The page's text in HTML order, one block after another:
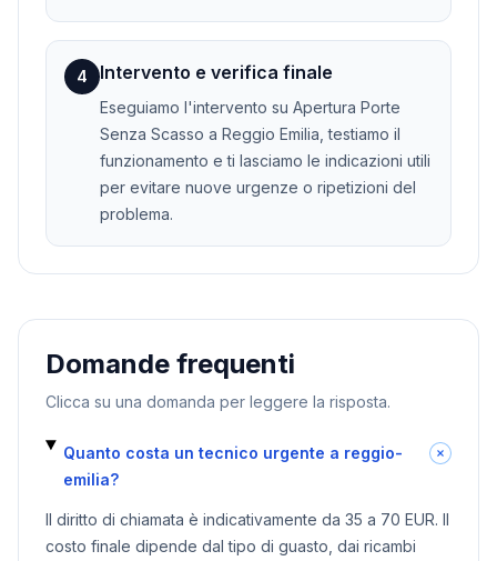
4 Intervento e verifica finale
Eseguiamo l'intervento su Apertura Porte
Senza Scasso a Reggio Emilia, testiamo il
funzionamento e ti lasciamo le indicazioni utili
per evitare nuove urgenze o ripetizioni del
problema.
Domande frequenti
Clicca su una domanda per leggere la risposta.
Quanto costa un tecnico urgente a reggio-
emilia?
Il diritto di chiamata è indicativamente da 35 a 70 EUR. Il
costo finale dipende dal tipo di guasto, dai ricambi